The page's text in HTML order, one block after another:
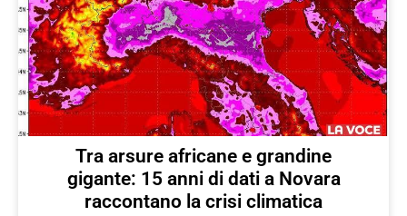
Tra arsure africane e grandine
gigante: 15 anni di dati a Novara
raccontano la crisi climatica